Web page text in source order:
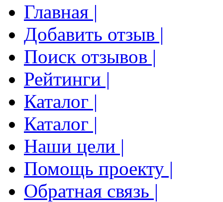
Главная |
Добавить отзыв |
Поиск отзывов |
Рейтинги |
Каталог |
Каталог |
Наши цели |
Помощь проекту |
Обратная связь |